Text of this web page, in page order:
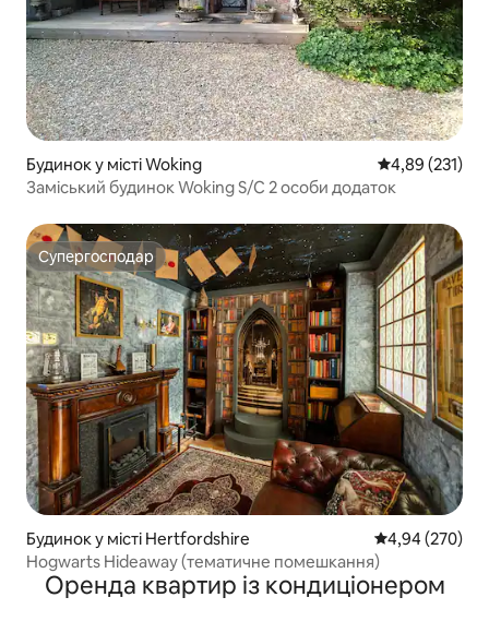
Будинок у місті Woking Середня
4,89 (231)
Заміський будинок Woking S/C 2 особи додаток
Супергосподар
Супергосподар
Будинок у місті Hertfordshire Середня
4,94 (270)
Hogwarts Hideaway (тематичне помешкання)
Оренда квартир із кондиціонером